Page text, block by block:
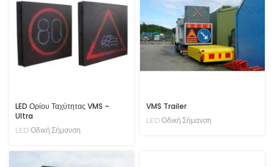
LED Ορίου Ταχύτητας VMS –
Ultra
LED Οδική Σήμανση
VMS Trailer
LED Οδική Σήμανση